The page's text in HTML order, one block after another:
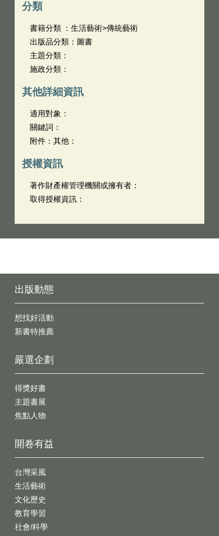
分類
書籍分類 ：生活藝術>傳統藝術
出版品分類：圖書
主題分類：
施政分類：
其他詳細資訊
適用對象：
關鍵詞：
附件：其他：
授權資訊
著作財產權管理機關或擁有者：
取得授權資訊：
出版動態
想找好活動
新書特推薦
開卷有益
台灣采風
生活藝術
文化歷史
教育學習
社會/科學
嚴選企劃
得獎好書
主題書展
焦點人物